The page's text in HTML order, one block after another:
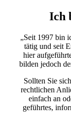
Ich
„Seit 1997 bin
tätig und seit
hier
bilden jedoch
Sollten Sie
rechtlichen
einfach an
geführtes,